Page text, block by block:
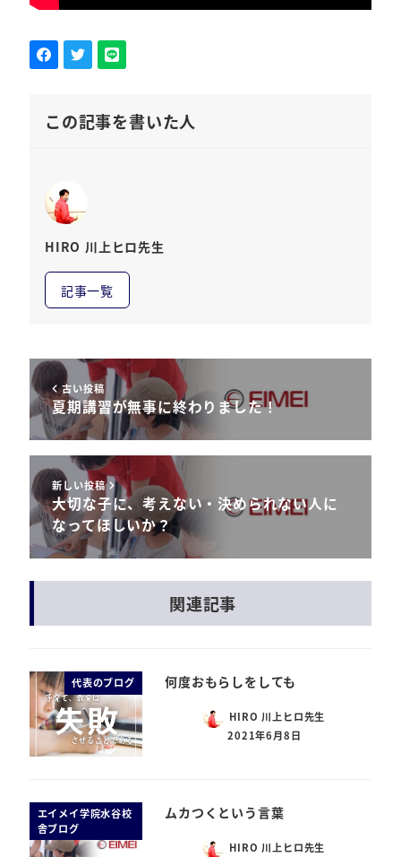
この記事を書いた人
HIRO 川上ヒロ先生
記事一覧
古い投稿
夏期講習が無事に終わりました！
新しい投稿
大切な子に、考えない・決められない人に
なってほしいか？
関連記事
代表のブログ 何度おもらしをしても
HIRO 川上ヒロ先生
2021年6月8日
エイメイ学院水谷校
舎ブログ
ムカつくという言葉
HIRO 川上ヒロ先生